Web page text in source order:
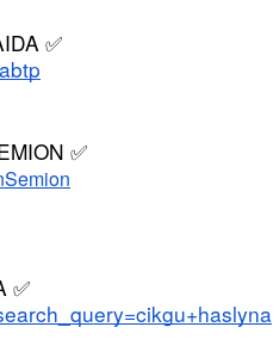
✅
✅
✅
PENGARAH
MALAYSIA